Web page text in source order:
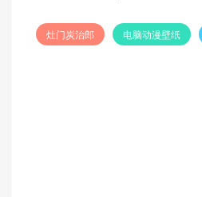
灶门炭治郎 电脑动漫壁纸